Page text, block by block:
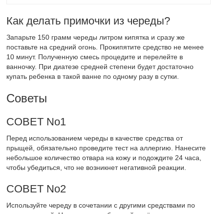
Как делать примочки из череды?
Запарьте 150 грамм череды литром кипятка и сразу же
поставьте на средний огонь. Прокипятите средство не менее
10 минут. Полученную смесь процедите и перелейте в
ванночку. При диатезе средней степени будет достаточно
купать ребенка в такой ванне по одному разу в сутки.
Советы
СОВЕТ No1
Перед использованием череды в качестве средства от
прыщей, обязательно проведите тест на аллергию. Нанесите
небольшое количество отвара на кожу и подождите 24 часа,
чтобы убедиться, что не возникнет негативной реакции.
СОВЕТ No2
Используйте череду в сочетании с другими средствами по